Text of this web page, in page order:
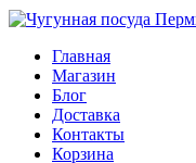
Главная
Магазин
Блог
Доставка
Контакты
Корзина